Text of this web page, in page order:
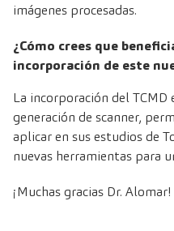
imágenes procesadas.
¿Cómo crees que
incorporación de este
La incorporación del TCMD
generación de scanner,
aplicar en sus estudios de
nuevas herramientas para
¡Muchas gracias Dr. Alomar!